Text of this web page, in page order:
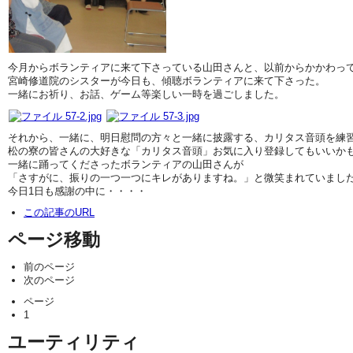
今月からボランティアに来て下さっている山田さんと、以前からかかわっ
宮崎修道院のシスターが今日も、傾聴ボランティアに来て下さった。
一緒にお祈り、お話、ゲーム等楽しい一時を過ごしました。
それから、一緒に、明日慰問の方々と一緒に披露する、カリタス音頭を練
松の寮の皆さんの大好きな「カリタス音頭」お気に入り登録してもいいか
一緒に踊ってくださったボランティアの山田さんが
「さすがに、振りの一つ一つにキレがありますね。」と微笑まれていました
今日1日も感謝の中に・・・・
この記事のURL
ページ移動
前のページ
次のページ
ページ
1
ユーティリティ